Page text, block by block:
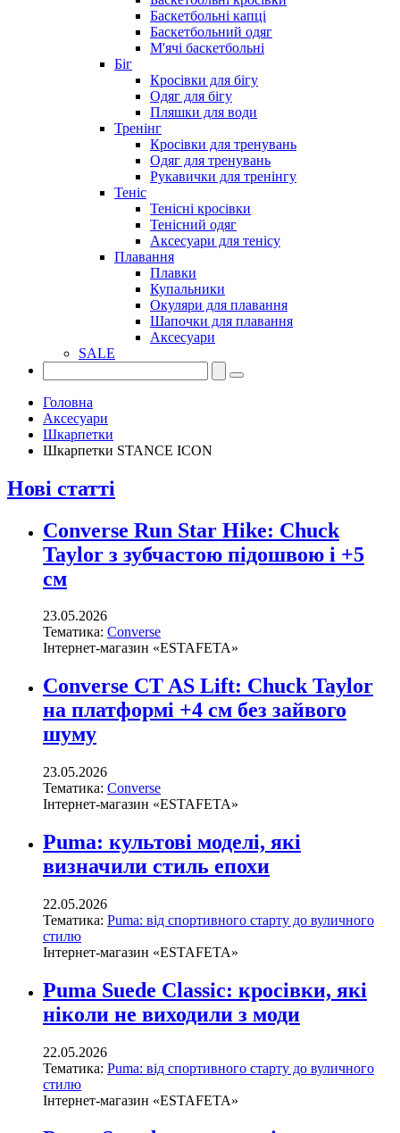
Баскетбольні капці
Баскетбольний одяг
М'ячі баскетбольні
Біг
Кросівки для бігу
Одяг для бігу
Пляшки для води
Тренінг
Кросівки для тренувань
Одяг для тренувань
Рукавички для тренінгу
Теніс
Тенісні кросівки
Тенісний одяг
Аксесуари для тенісу
Плавання
Плавки
Купальники
Окуляри для плавання
Шапочки для плавання
Аксесуари
SALE
Головна
Аксесуари
Шкарпетки
Шкарпетки STANCE ICON
Нові статті
Converse Run Star Hike: Chuck
Taylor з зубчастою підошвою і +5
см
23.05.2026
Тематика: Converse
Інтернет-магазин «ESTAFETA»
Converse CT AS Lift: Chuck Taylor
на платформі +4 см без зайвого
шуму
23.05.2026
Тематика: Converse
Інтернет-магазин «ESTAFETA»
Puma: культові моделі, які
визначили стиль епохи
22.05.2026
Тематика: Puma: від спортивного старту до вуличного
стилю
Інтернет-магазин «ESTAFETA»
Puma Suede Classic: кросівки, які
ніколи не виходили з моди
22.05.2026
Тематика: Puma: від спортивного старту до вуличного
стилю
Інтернет-магазин «ESTAFETA»